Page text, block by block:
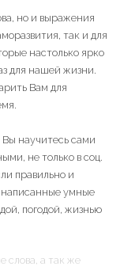
но и выражения
так и для
настолько ярко
для нашей жизни.
Вам для
научитесь сами
не только в соц.
правильно и
написанные умные
погодой, жизнью
слова, а так же